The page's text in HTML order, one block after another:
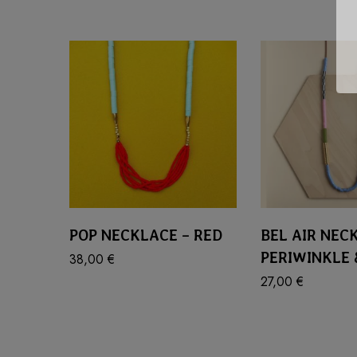
POP NECKLACE – RED
38,00 €
BEL AIR
PERIWINKLE
27,00 €